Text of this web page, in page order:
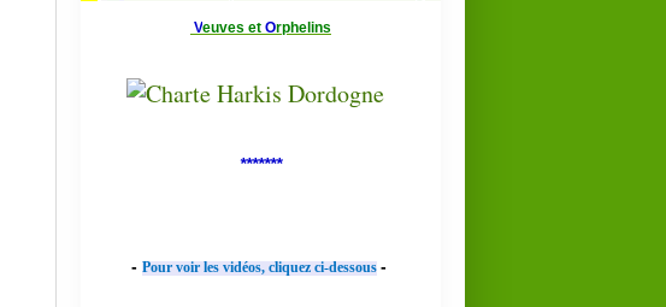
Veuves et Orphelins
*******
- Pour voir les vidéos, cliquez ci-dessous -